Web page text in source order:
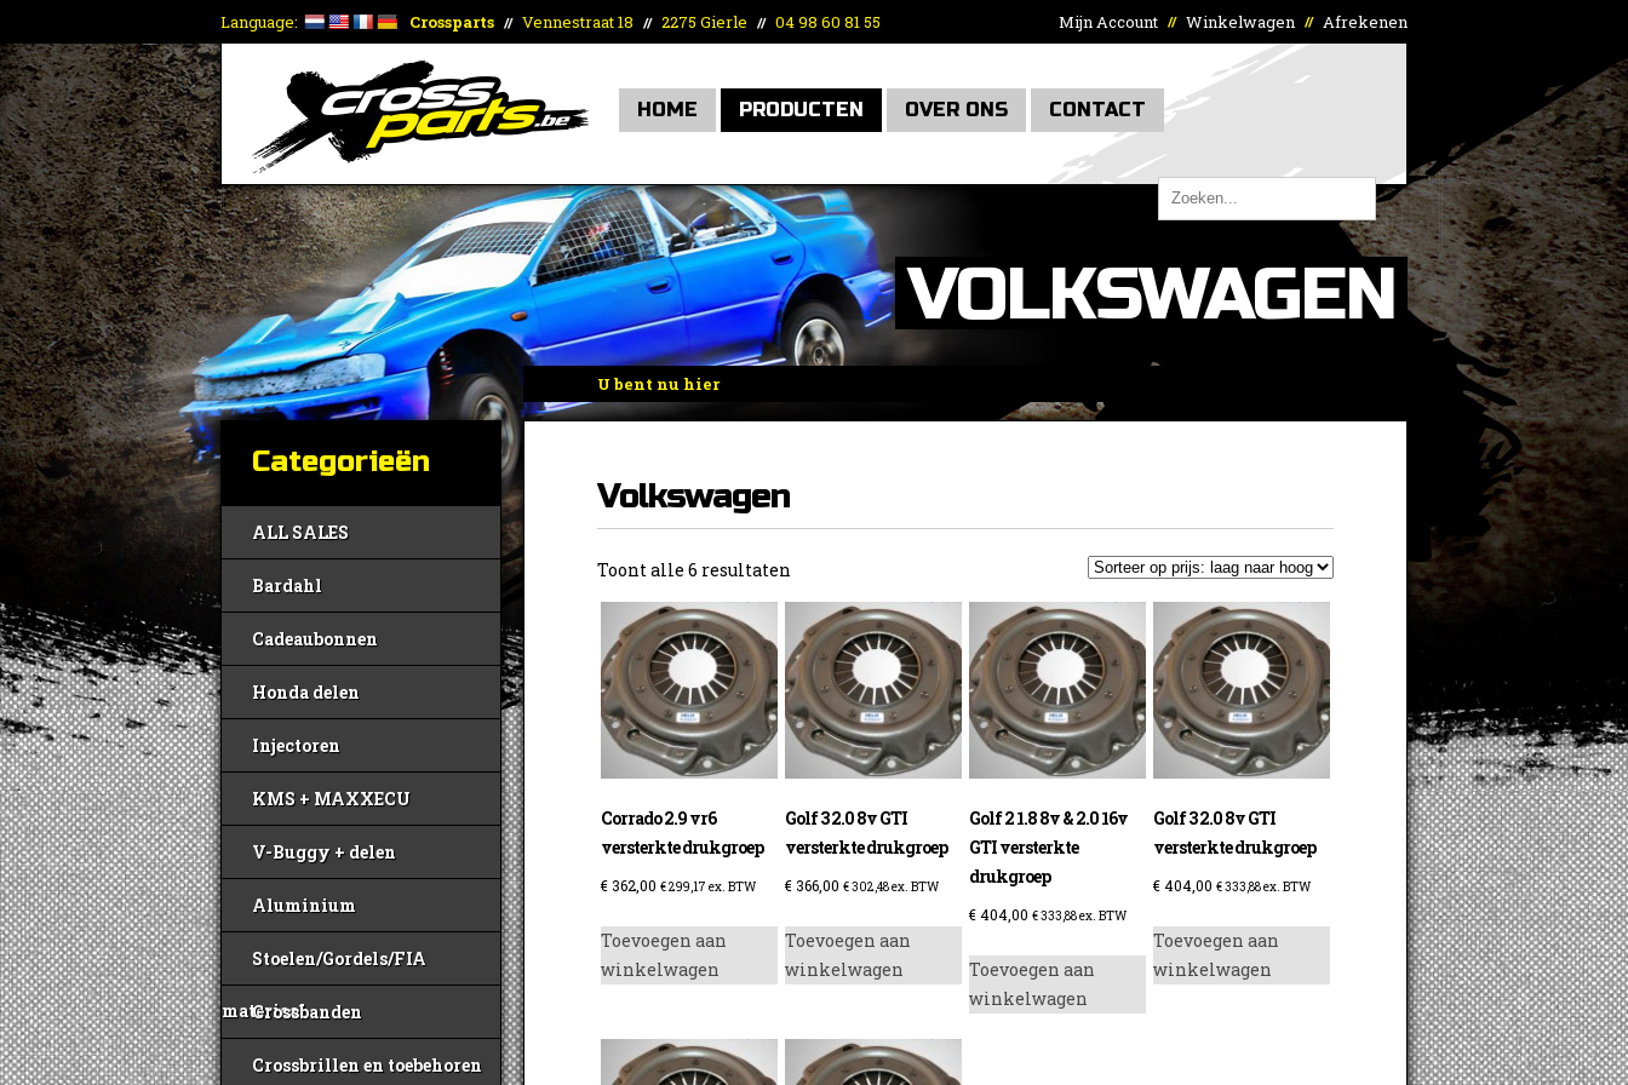
Language: Crossparts // Vennestraat 18 // 2275 Gierle // 04 98 60 81 55 Mijn Account // Winkelwagen // Afrekenen
HOME PRODUCTEN OVER ONS CONTACT
VOLKSWAGEN
U bent nu hier
Home»Motorisch/Aandrijving/Lucht/Benzine»Koppelingen»Versterkte drukgroepen
Categorieën
ALL SALES
Bardahl
Cadeaubonnen
Honda delen
Injectoren
KMS + MAXXECU
V-Buggy + delen
Aluminium
Stoelen/Gordels/FIA
materiaal
Crossbanden
Crossbrillen en toebehoren
Volkswagen
Toont alle 6 resultaten
op
prijs:
laag
naar
hoog
Corrado 2.9 vr6
versterkte drukgroep
€ 362,00 €299,17 ex. BTW
Toevoegen aan
winkelwagen
Golf 3 2.0 8v GTI
versterkte drukgroep
€ 366,00 €302,48ex. BTW
Toevoegen aan
winkelwagen
Golf 2 1.8 8v & 2.0 16v
GTI versterkte
drukgroep
€404,00 €333,88ex. BTW
Toevoegen aan
winkelwagen
Golf 3 2.0 8v GTI
versterkte drukgroep
€404,00 €333,88ex. BTW
Toevoegen aan
winkelwagen